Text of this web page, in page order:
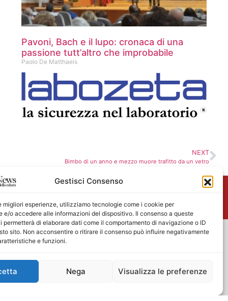
Gestisci Consenso
migliori esperienze, utilizziamo tecnologie come i cookie per
e/o accedere alle informazioni del dispositivo. Il consenso a queste
permetterà di elaborare dati come il comportamento di navigazione o ID
sito. Non acconsentire o ritirare il consenso può influire negativamente
e funzioni.
Nega Visualizza le preferenze
Pavoni, Bach e il lupo: cronaca di una
passione tutt’altro che improbabile
Paolo De Matthaeis
NEXT
Bimbo di un anno e mezzo muore trafitto da un vetro